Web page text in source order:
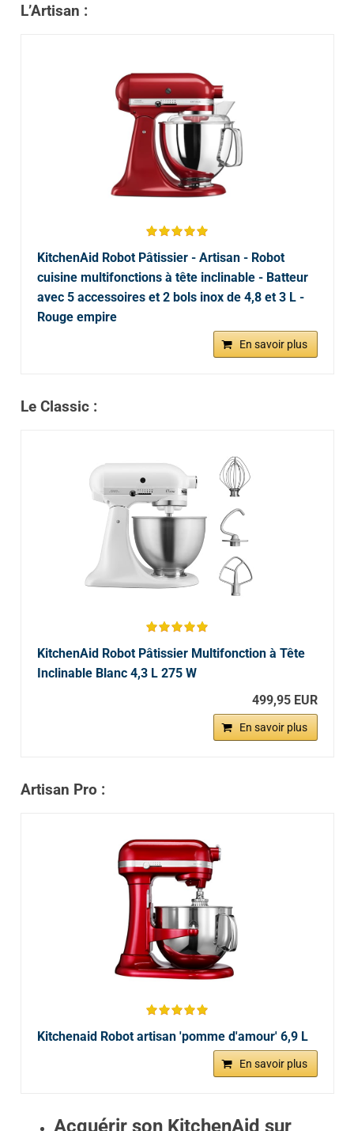
L’Artisan :
KitchenAid Robot Pâtissier - Artisan - Robot
cuisine multifonctions à tête inclinable - Batteur
avec 5 accessoires et 2 bols inox de 4,8 et 3 L -
Rouge empire
En savoir plus
Le Classic :
KitchenAid Robot Pâtissier Multifonction à Tête
Inclinable Blanc 4,3 L 275 W
499,95 EUR
En savoir plus
Artisan Pro :
Kitchenaid Robot artisan 'pomme d'amour' 6,9 L
En savoir plus
Acquérir son KitchenAid sur